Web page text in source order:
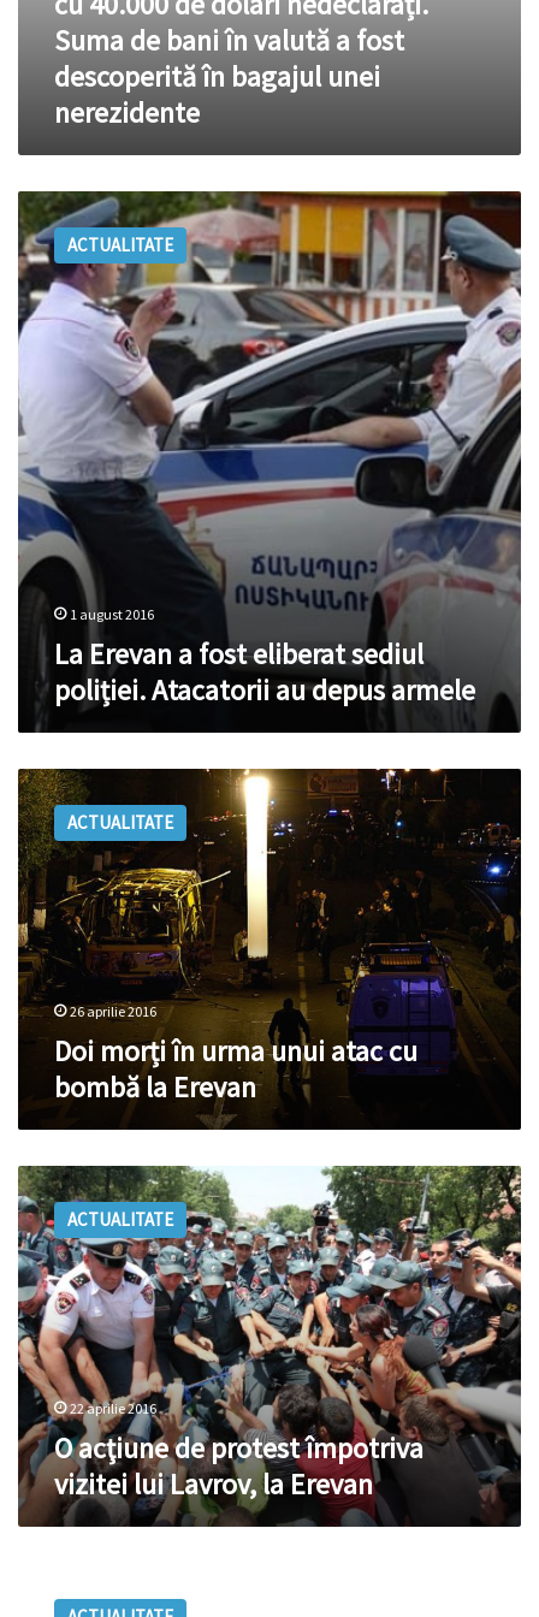
descoperită
bagajul
nerezidente
Suma de bani în valută a fost
descoperită în bagajul unei
nerezidente
La
Erevan
a
fost
eliberat
sediul
poliției.
Atacatorii
au
depus
armele
ACTUALITATE
1 august 2016
La Erevan a fost eliberat sediul
poliției. Atacatorii au depus armele
Doi
morți
în
urma
unui
atac
cu
bombă
la
Erevan
ACTUALITATE
26 aprilie 2016
Doi morți în urma unui atac cu
bombă la Erevan
O
acţiune
de
protest
împotriva
vizitei
lui
Lavrov,
la
Erevan
ACTUALITATE
22 aprilie 2016
O acţiune de protest împotriva
vizitei lui Lavrov, la Erevan